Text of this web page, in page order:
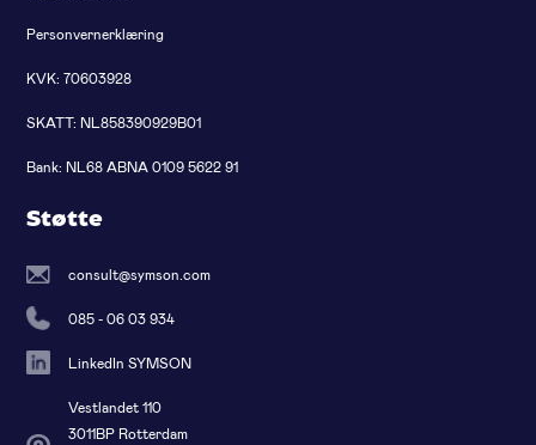
Personvernerklæring
KVK: 70603928
SKATT: NL858390929B01
Bank: NL68 ABNA 0109 5622 91
Støtte
consult@symson.com
085 - 06 03 934
LinkedIn SYMSON
Vestlandet 110
3011BP Rotterdam